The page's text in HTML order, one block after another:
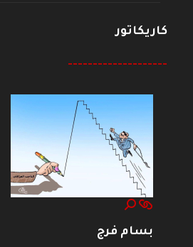
كاريكاتور
--------------------
بسام فرج